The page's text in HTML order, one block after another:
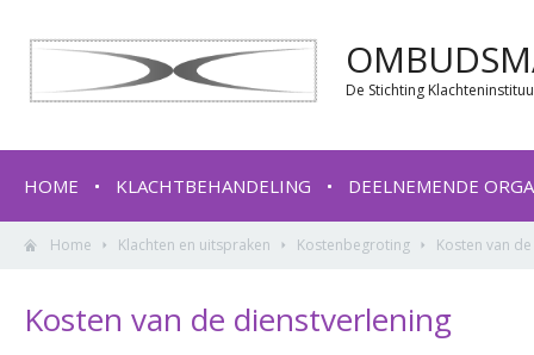
De Stichting
HOME KLACHTBEHANDELING DEELNEMENDE
Home Klachten en uitspraken Kostenbegroting Kosten van
Kosten van de dienstverlening